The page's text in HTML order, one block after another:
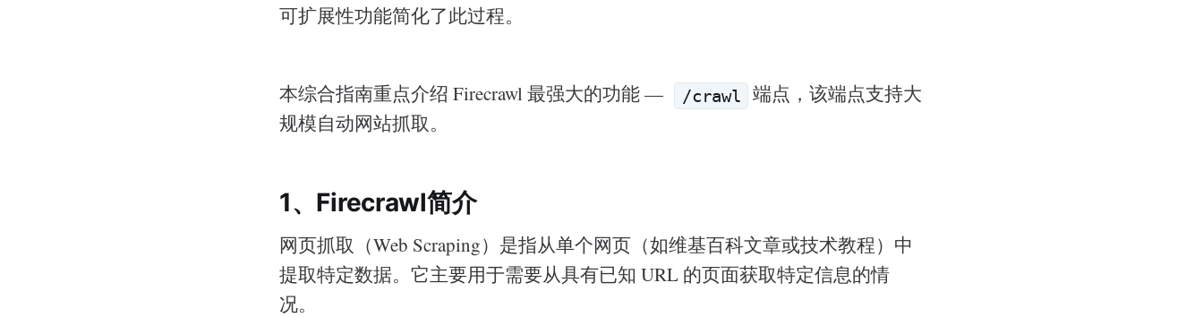
可扩展性功能简化了此过程。
本综合指南重点介绍 Firecrawl 最强大的功能 — /crawl
端点，该端点支持大
规模自动网站抓取。
1、Firecrawl简介
网页抓取（Web Scraping）是指从单个网页（如维基百科文章或技术教程）中
提取特定数据。它主要用于需要从具有已知 URL 的页面获取特定信息的情
况。